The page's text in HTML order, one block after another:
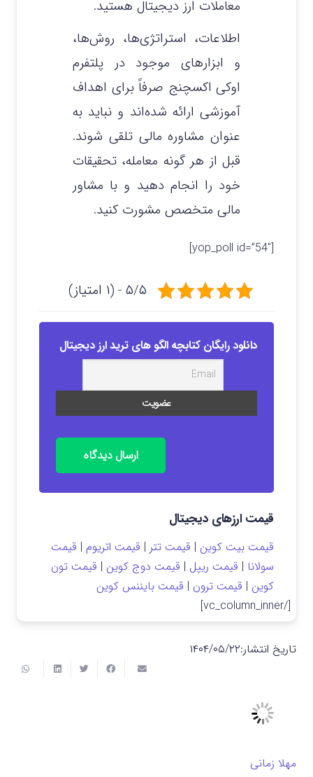
معاملات ارز دیجیتال هستید.
اطلاعات، استراتژی‌ها، روش‌ها،
و ابزارهای موجود در پلتفرم
اوکی اکسچنج صرفاً برای اهداف
آموزشی ارائه شده‌اند و نباید به
عنوان مشاوره مالی تلقی شوند.
قبل از هر گونه معامله، تحقیقات
خود را انجام دهید و با مشاور
مالی متخصص مشورت کنید.
[yop_poll id=”54″]
۵/۵ - (۱ امتیاز)
دانلود رایگان کتابچه الگو های ترید ارز دیجیتال
ارسال دیدگاه
قیمت ارزهای دیجیتال
قیمت بیت کوین | قیمت تتر | قیمت اتریوم | قیمت
سولانا | قیمت ریپل | قیمت دوج کوین | قیمت تون
کوین | قیمت ترون | قیمت بایننس کوین
[/vc_column_inner]
تاریخ انتشار:۱۴۰۴/۰۵/۲۲
مهلا زمانی